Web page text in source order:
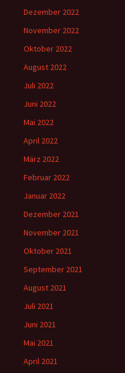
Dezember 2022
November 2022
Oktober 2022
August 2022
Juli 2022
Juni 2022
Mai 2022
April 2022
März 2022
Februar 2022
Januar 2022
Dezember 2021
November 2021
Oktober 2021
September 2021
August 2021
Juli 2021
Juni 2021
Mai 2021
April 2021